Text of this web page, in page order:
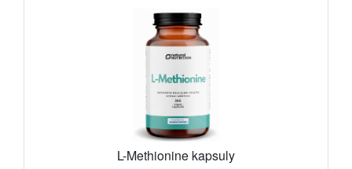
L-Methionine kapsuly